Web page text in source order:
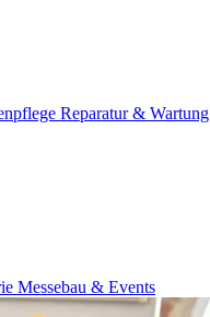
Reparatur & Wartung
Messebau & Events